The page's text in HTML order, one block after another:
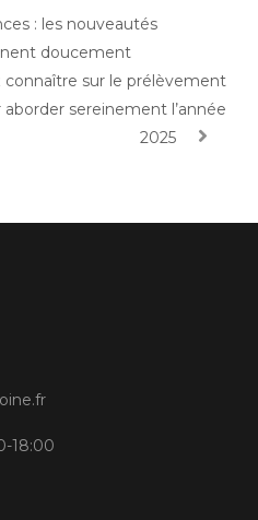
: les nouveautés
doucement
sur le prélèvement
aborder sereinement l’année
2025
18:00